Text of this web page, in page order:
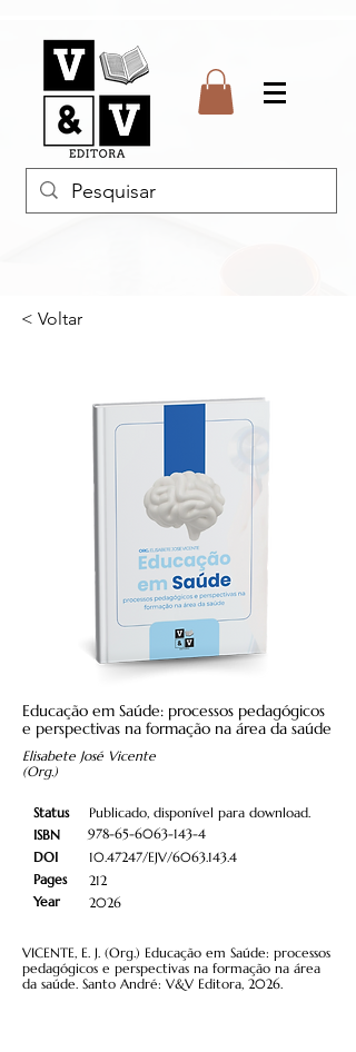
< Voltar
Educação em Saúde: processos pedagógicos
e perspectivas na formação na área da saúde
Elisabete José Vicente
(Org.)
Status
ISBN
DOI
Pages
Year
Publicado, disponível para download.
978-65-6063-143-4
10.47247/EJV/6063.143.4
212
2026
VICENTE, E. J. (Org.) Educação em Saúde: processos
pedagógicos e perspectivas na formação na área
da saúde. Santo André: V&V Editora, 2026.